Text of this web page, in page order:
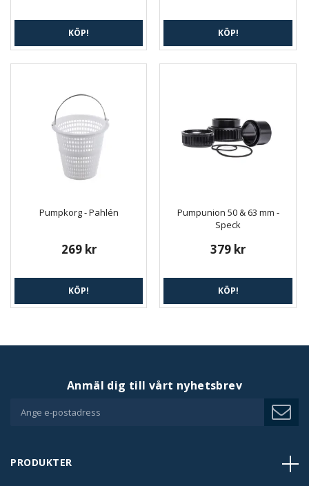
KÖP! KÖP!
Pumpkorg - Pahlén
269 kr
KÖP!
Pumpunion 50 & 63 mm -
Speck
379 kr
KÖP!
PRODUKTER
Anmäl dig till vårt nyhetsbrev